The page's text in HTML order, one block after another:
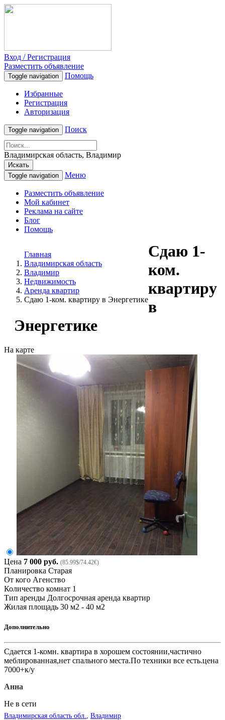
Вход / Регистрация
Разместить объявление
Toggle navigation Помощь
Избранные
Регистрация
Авторизация
Toggle navigation Поиск
Владимирская область, Владимир
Искать
Toggle navigation
Меню
Разместить объявление
Мой кабинет
Реклама на сайте
Блог
Помощь
Главная
Владимирская область
Владимир
Недвижимость
Аренда квартир
Сдаю 1-ком. квартиру в Энергетике
Сдаю 1-
ком.
квартиру
в
Энергетике
На карте
Цена 7 000 руб. (85.99$/74.42€)
Планировка Старая
От кого Агенство
Количество комнат 1
Тип аренды Долгосрочная аренда квартир
Жилая площадь 30 м2 - 40 м2
Дополнительно
Сдается 1-комн. квартира в хорошем состоянии,частично
меблированная,нет спального места.По техники все есть.цена
7000+к/у
Анна
Не в сети
Владимирская область обл.
Владимир